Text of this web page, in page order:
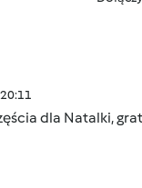
dla Natalki,